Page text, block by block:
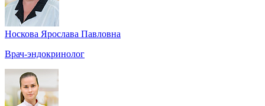
Носкова Ярослава Павловна
Врач-эндокринолог